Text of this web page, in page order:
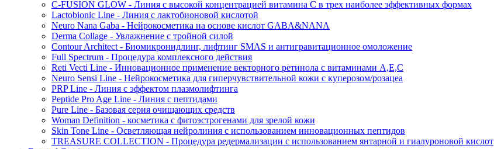
C-FUSION GLOW - Линия с высокой концентрацией витамина C в трех наиболее эффективных формах
Lactobionic Line - Линия с лактобионовой кислотой
Neuro Nana Gaba - Нейрокосметика на основе кислот GABA&NANA
Derma Collage - Увлажнение с тройной силой
Contour Architect - Биомикронидлинг, лифтинг SMAS и антигравитационное омоложение
Full Spectrum - Процедура комплексного действия
Reti Vecti Line - Инновационное применение векторного ретинола с витаминами A,Е,С
Neuro Sensi Line - Нейрокосметика для гиперчувствительной кожи с куперозом/розацеа
PRP Line - Линия с эффектом плазмолифтинга
Peptide Pro Age Line - Линия с пептидами
Pure Line - Базовая серия очищающих средств
Woman Definition - косметика с фитоэстрогенами для зрелой кожи
Skin Tone Line - Осветляющая нейролиния с использованием инновационных пептидов
TREASURE COLLECTION - Процедура редермализации с использованием янтарной и гиалуроновой кислот